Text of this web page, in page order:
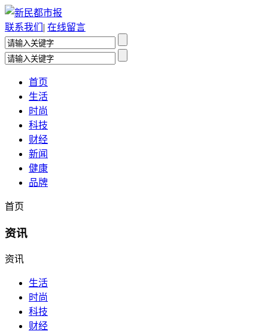
联系我们 | 在线留言
首页
生活
时尚
科技
财经
新闻
健康
品牌
首页
资讯
资讯
生活
时尚
科技
财经